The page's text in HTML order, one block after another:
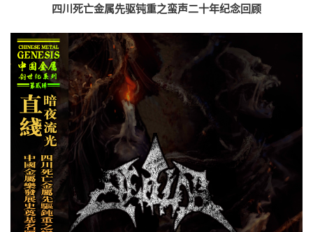
四川死亡金属先驱钝重之蛮声二十年纪念回顾